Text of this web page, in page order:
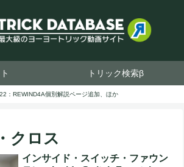
トリック検索β
：REWIND4A個別解説ページ追加、ほか
クロス
インサイド・スイッチ・ファウン